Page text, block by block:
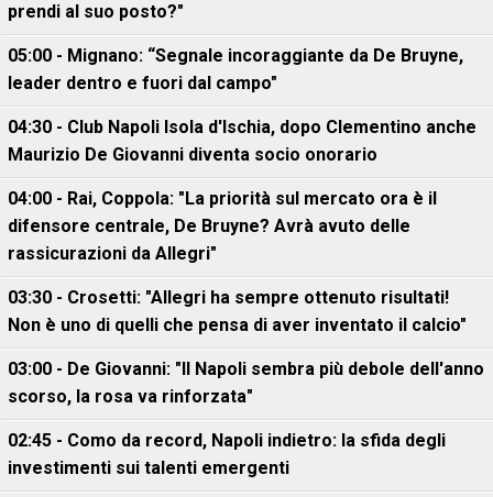
prendi al suo posto?"
05:00 - Mignano: “Segnale incoraggiante da De Bruyne,
leader dentro e fuori dal campo"
04:30 - Club Napoli Isola d'Ischia, dopo Clementino anche
Maurizio De Giovanni diventa socio onorario
04:00 - Rai, Coppola: "La priorità sul mercato ora è il
difensore centrale, De Bruyne? Avrà avuto delle
rassicurazioni da Allegri"
03:30 - Crosetti: "Allegri ha sempre ottenuto risultati!
Non è uno di quelli che pensa di aver inventato il calcio"
03:00 - De Giovanni: "Il Napoli sembra più debole dell'anno
scorso, la rosa va rinforzata"
02:45 - Como da record, Napoli indietro: la sfida degli
investimenti sui talenti emergenti